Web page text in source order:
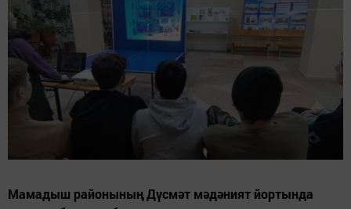
Мамадыш районының Дүсмәт мәдәният йортында